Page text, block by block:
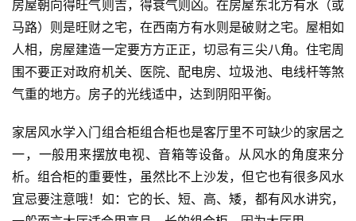
房屋朝向得旺气则吉，得衰气则凶。在房屋东北方有水（或
马路）则是旺财之宅，在西南方有水则是破财之宅。屋相如
人相，房屋建造一定要方方正正，切忌有三尖八角。住宅周
围不要正对政府机关、医院、配电房、垃圾池、电线杆等煞
气重的地方。房子的光线适中，达到阴阳平衡。
家居风水学入门组合柜组合柜也是客厅里不可缺少的家居之
一，一般用来摆放电视、音箱等设备。从风水的角度来分
析。组合柜的重要性，虽然比不上沙发，但它也有很多风水
宜忌要注意哦！如：它的长、短、高、矮，都有风水讲究，